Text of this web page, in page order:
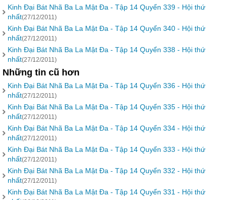
Kinh Đại Bát Nhã Ba La Mật Đa - Tập 14 Quyển 339 - Hội thứ
nhất(27/12/2011)
Kinh Đại Bát Nhã Ba La Mật Đa - Tập 14 Quyển 340 - Hội thứ
nhất(27/12/2011)
Kinh Đại Bát Nhã Ba La Mật Đa - Tập 14 Quyển 338 - Hội thứ
nhất(27/12/2011)
Những tin cũ hơn
Kinh Đại Bát Nhã Ba La Mật Đa - Tập 14 Quyển 336 - Hội thứ
nhất(27/12/2011)
Kinh Đại Bát Nhã Ba La Mật Đa - Tập 14 Quyển 335 - Hội thứ
nhất(27/12/2011)
Kinh Đại Bát Nhã Ba La Mật Đa - Tập 14 Quyển 334 - Hội thứ
nhất(27/12/2011)
Kinh Đại Bát Nhã Ba La Mật Đa - Tập 14 Quyển 333 - Hội thứ
nhất(27/12/2011)
Kinh Đại Bát Nhã Ba La Mật Đa - Tập 14 Quyển 332 - Hội thứ
nhất(27/12/2011)
Kinh Đại Bát Nhã Ba La Mật Đa - Tập 14 Quyển 331 - Hội thứ